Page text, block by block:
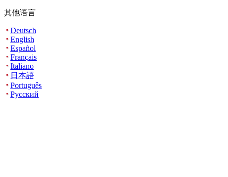
其他语言
Deutsch
English
Español
Français
Italiano
日本語
Português
Русский